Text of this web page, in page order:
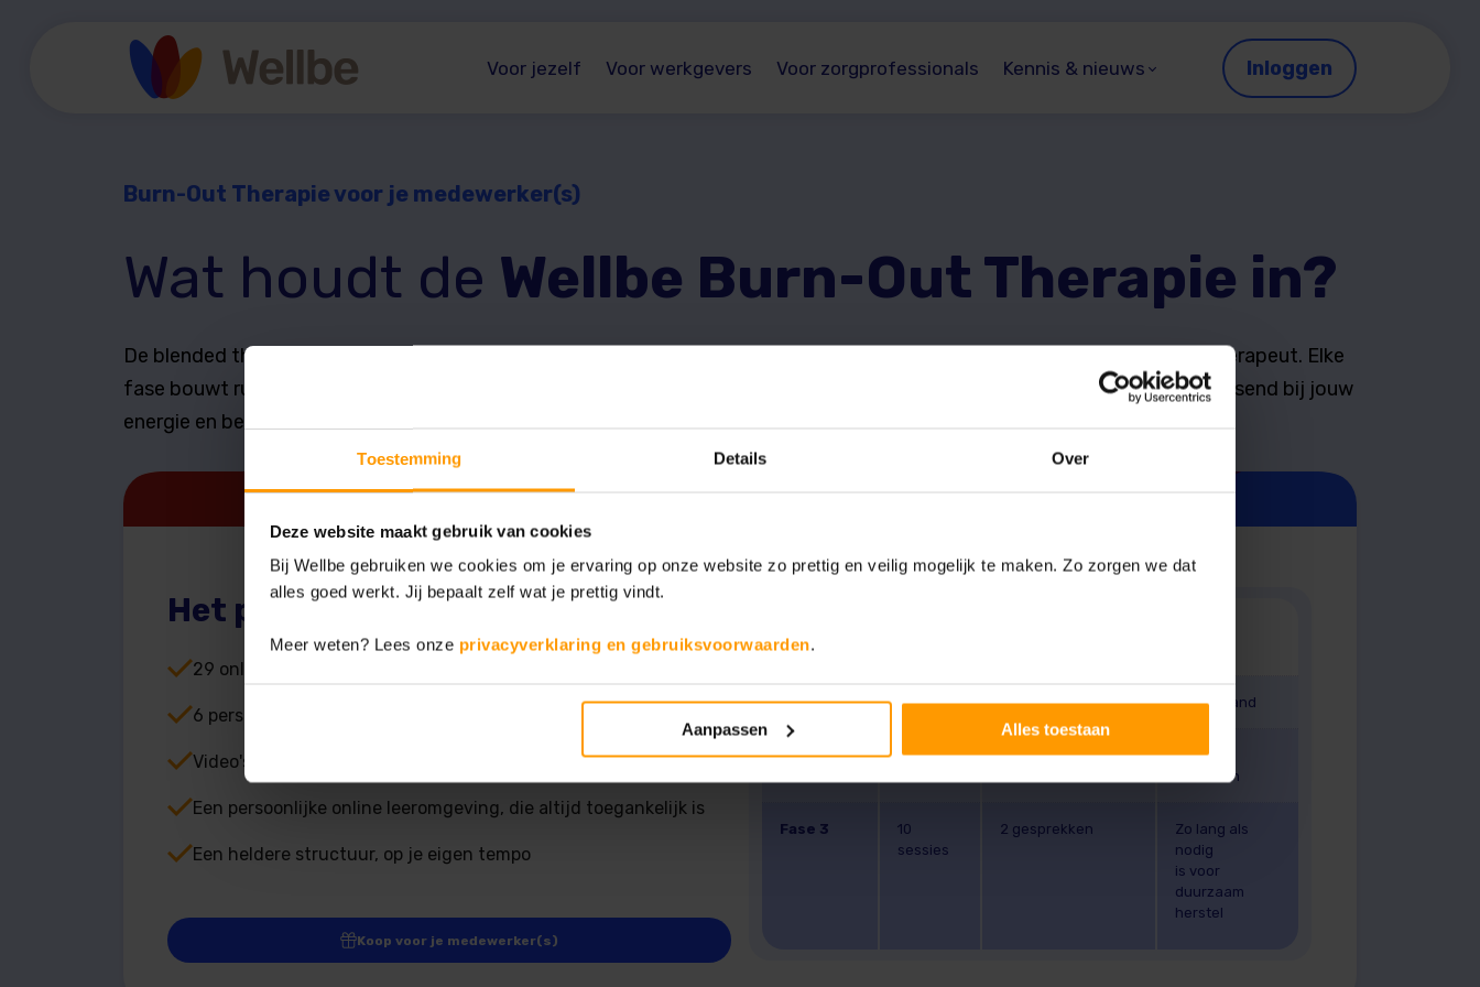
Toestemming Details Over
Deze website maakt gebruik van cookies
Bij Wellbe gebruiken we cookies om je ervaring op onze website zo prettig en veilig mogelijk te maken. Zo zorgen we dat
alles goed werkt. Jij bepaalt zelf wat je prettig vindt.
Meer weten? Lees onze privacyverklaring en gebruiksvoorwaarden.
Aanpassen Alles toestaan
Voor jezelf Voor werkgevers Voor zorgprofessionals Kennis & nieuws Inloggen
Burn-Out Therapie voor je medewerker(s)
Wat houdt de Wellbe Burn-Out Therapie in?
De blended therapie bestaat uit drie fases en combineert een online programma met persoonlijke begeleiding door een therapeut. Elke
fase bouwt rustig voort op de vorige, van rust en acceptatie naar herstel en re-integratie. Zo werk je in je eigen tempo, passend bij jouw
energie en belastbaarheid.
Het programma
29 online sessies met inzichten, oefeningen en opdrachten
6 persoonlijke gesprekken met een therapeut
Video's, reflecties en praktische handvatten
Een persoonlijke online leeromgeving, die altijd toegankelijk is
Een heldere structuur, op je eigen tempo
Koop voor je medewerker(s)
Fase 1 6 sessies 2 gesprekken Ca. 1 maand
Fase 2
13
2 gesprekken
Ca. 2-3
maanden
Fase 3
10
sessies
2 gesprekken
Zo lang als
nodig
is voor
duurzaam
herstel